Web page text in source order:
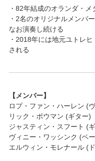
・82年結成のオランダ・
・2名のオリジナルメンバ
なお演奏し続ける
・2018年には地元ユトレ
される
【メンバー】
ロプ・ファン・ハーレン (
リック・ボウマン (ギター)
ジャスティン・スフート (
ヴィニー・ワッシンク (ベ
エルウィン・モレナール (